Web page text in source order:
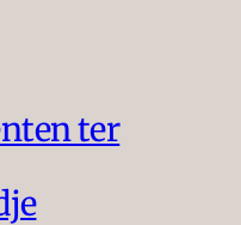
ter